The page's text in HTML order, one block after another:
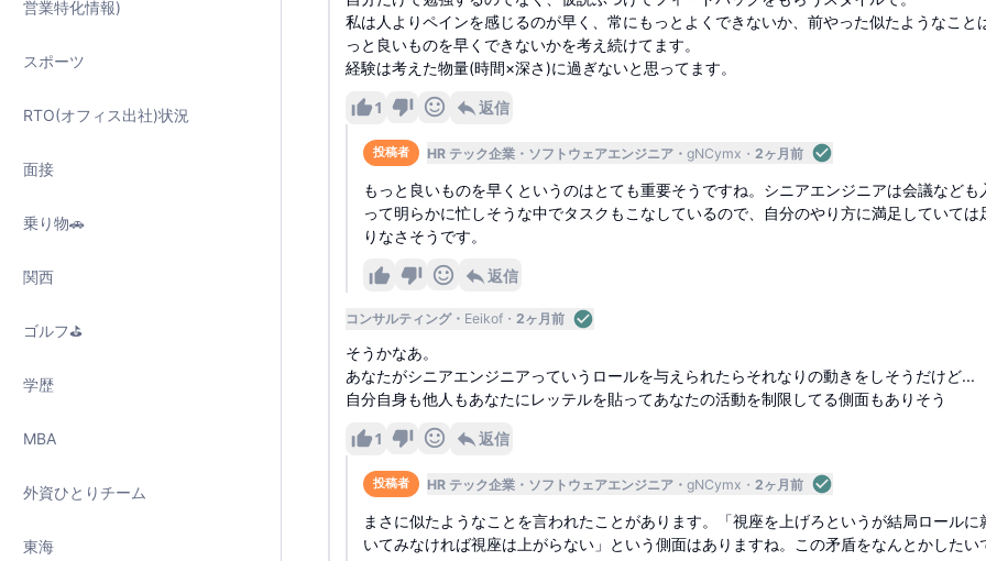
営業特化情報)
スポーツ
RTO(オフィス出社)状況
面接
乗り物🚗
関西
ゴルフ⛳️
学歴
MBA
外資ひとりチーム
東海
私は人よりペインを感じるのが早く、常にもっとよくできないか、前やった似たようなこと
っと良いものを早くできないかを考え続けてます。
経験は考えた物量(時間×深さ)に過ぎないと思ってます。
1 返信
投稿者 HR テック企業 ソフトウェアエンジニア gNCymx 2ヶ月前
もっと良いものを早くというのはとても重要そうですね。シニアエンジニアは会議なども
って明らかに忙しそうな中でタスクもこなしているので、自分のやり方に満足していては
りなさそうです。
返信
コンサルティング Eeikof 2ヶ月前
そうかなあ。
あなたがシニアエンジニアっていうロールを与えられたらそれなりの動きをしそうだけど...
自分自身も他人もあなたにレッテルを貼ってあなたの活動を制限してる側面もありそう
1 返信
投稿者 HR テック企業 ソフトウェアエンジニア gNCymx 2ヶ月前
まさに似たようなことを言われたことがあります。「視座を上げろというが結局ロールに
いてみなければ視座は上がらない」という側面はありますね。この矛盾をなんとかしたい